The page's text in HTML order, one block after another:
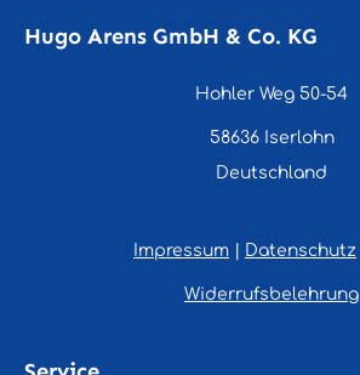
Hugo Arens GmbH & Co. KG
Hohler Weg 50-54
58636 Iserlohn
Deutschland
Impressum Datenschutz
Widerrufsbelehrung